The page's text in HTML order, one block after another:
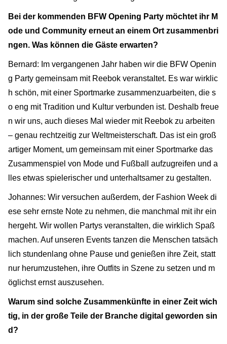
Bei der kommenden BFW Opening Party möchtet ihr M
ode und Community erneut an einem Ort zusammenbri
ngen. Was können die Gäste erwarten?
Bernard: Im vergangenen Jahr haben wir die BFW Openin
g Party gemeinsam mit Reebok veranstaltet. Es war wirklic
h schön, mit einer Sportmarke zusammenzuarbeiten, die s
o eng mit Tradition und Kultur verbunden ist. Deshalb freue
n wir uns, auch dieses Mal wieder mit Reebok zu arbeiten
– genau rechtzeitig zur Weltmeisterschaft. Das ist ein groß
artiger Moment, um gemeinsam mit einer Sportmarke das
Zusammenspiel von Mode und Fußball aufzugreifen und a
lles etwas spielerischer und unterhaltsamer zu gestalten.
Johannes: Wir versuchen außerdem, der Fashion Week di
ese sehr ernste Note zu nehmen, die manchmal mit ihr ein
hergeht. Wir wollen Partys veranstalten, die wirklich Spaß
machen. Auf unseren Events tanzen die Menschen tatsäch
lich stundenlang ohne Pause und genießen ihre Zeit, statt
nur herumzustehen, ihre Outfits in Szene zu setzen und m
öglichst ernst auszusehen.
Warum sind solche Zusammenkünfte in einer Zeit wich
tig, in der große Teile der Branche digital geworden sin
d?